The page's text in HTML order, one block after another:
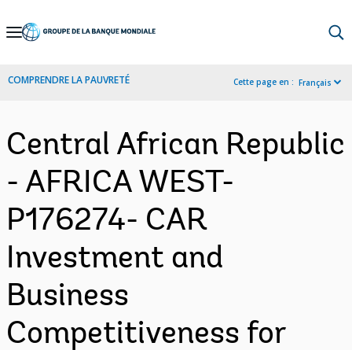
Skip
Navigation
COMPRENDRE LA PAUVRETÉ Cette page en : Français
Central African Republic
- AFRICA WEST-
P176274- CAR
Investment and
Business
Competitiveness for